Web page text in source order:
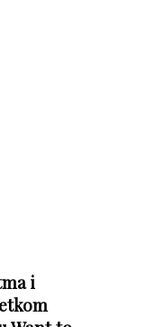
i